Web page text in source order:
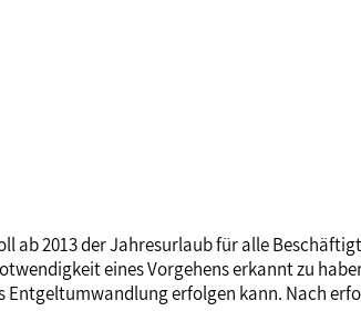
2013 der Jahresurlaub für alle
eines Vorgehens erkannt zu
erfolgen kann. Nach